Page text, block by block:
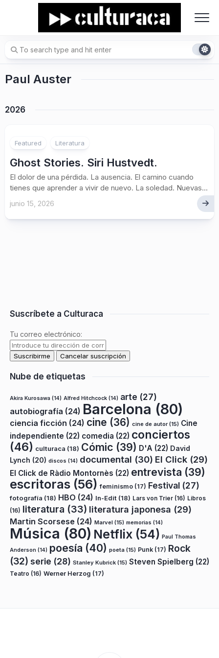
Paul Auster
2026
Featured Literatura
Ghost Stories. Siri Hustvedt.
El dolor de una pérdida. La ausencia. El camino cuando
tienes que aprender a vivir de nuevo. La soledad. Nuevas...
junio 15, 2026
Suscríbete a Culturaca
Tu correo electrónico:
Nube de etiquetas
Akira Kurosawa (14) Alfred Hitchcock (14) arte (27)
autobiografía (24) Barcelona (80)
ciencia ficción (24) cine (36) cine de autor(15) Cine
independiente (22) comedia (22) conciertos
(46) culturaca (18) Cómic (39) D'A (22) David
Lynch (20) discos (14) documental (30) El Click (29)
El Click de Ràdio Montornès (22) entrevista (39)
escritoras (56) feminismo (17) Festival (27)
fotografía (18) HBO (24) In-Edit (18) Lars von Trier (16) Libros
(16) literatura (33) literatura japonesa (29)
Martin Scorsese (24) Marvel (15) memorias (14)
Música (80) Netflix (54) Paul Thomas
Anderson (14) poesía (40) poeta (15) Punk (17) Rock
(32) serie (28) Stanley Kubrick (15) Steven Spielberg (22)
Teatro (16) Werner Herzog (17)